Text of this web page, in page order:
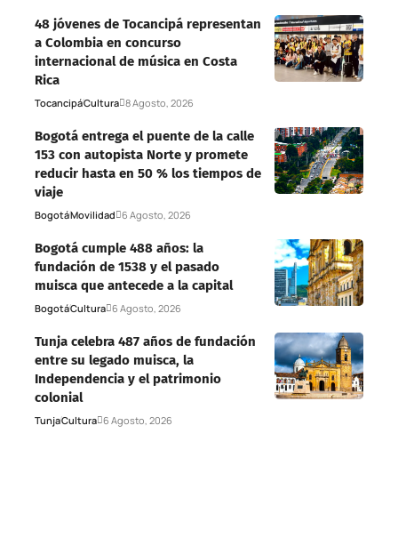
48 jóvenes de Tocancipá representan
a Colombia en concurso
internacional de música en Costa
Rica
TocancipáCultura 8 Agosto, 2026
Bogotá entrega el puente de la calle
153 con autopista Norte y promete
reducir hasta en 50 % los tiempos de
viaje
BogotáMovilidad 6 Agosto, 2026
Bogotá cumple 488 años: la
fundación de 1538 y el pasado
muisca que antecede a la capital
BogotáCultura 6 Agosto, 2026
Tunja celebra 487 años de fundación
entre su legado muisca, la
Independencia y el patrimonio
colonial
TunjaCultura 6 Agosto, 2026